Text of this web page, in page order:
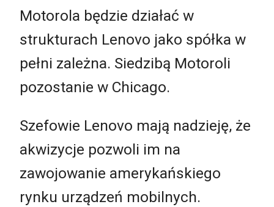
Motorola będzie działać w
strukturach Lenovo jako spółka w
pełni zależna. Siedzibą Motoroli
pozostanie w Chicago.
Szefowie Lenovo mają nadzieję, że
akwizycje pozwoli im na
zawojowanie amerykańskiego
rynku urządzeń mobilnych.